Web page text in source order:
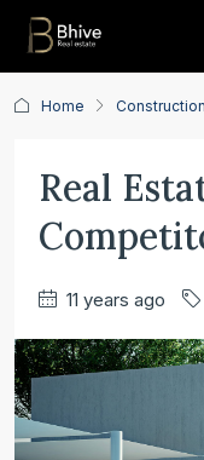
Home Construction
Real
11 years ago